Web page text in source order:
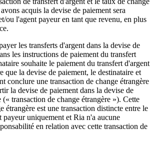
acquis la devise de paiement sera
ou l'agent payeur en tant que revenu, en plus
les transferts d'argent dans la devise de
les instructions de paiement du transfert
souhaite le paiement du transfert d'argent
que la devise de paiement, le destinataire et
conclure une transaction de change étrangère
la devise de paiement dans la devise de
transaction de change étrangère »). Cette
étrangère est une transaction distincte entre le
payeur uniquement et Ria n'a aucune
en relation avec cette transaction de